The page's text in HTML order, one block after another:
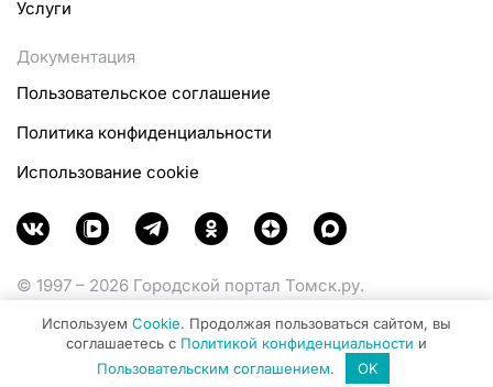
Услуги
Документация
Пользовательское соглашение
Политика конфиденциальности
Использование cookie
© 1997 – 2026 Городской портал Томск.ру.
Министерства цифрового развития, связи и массовых
коммуникаций Российской Федерации.
Используем Cookie. Продолжая пользоваться сайтом, вы
соглашаетесь с Политикой конфиденциальности и
Пользовательским соглашением. OK